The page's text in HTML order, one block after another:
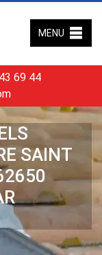
69 44
MENU
SAINT